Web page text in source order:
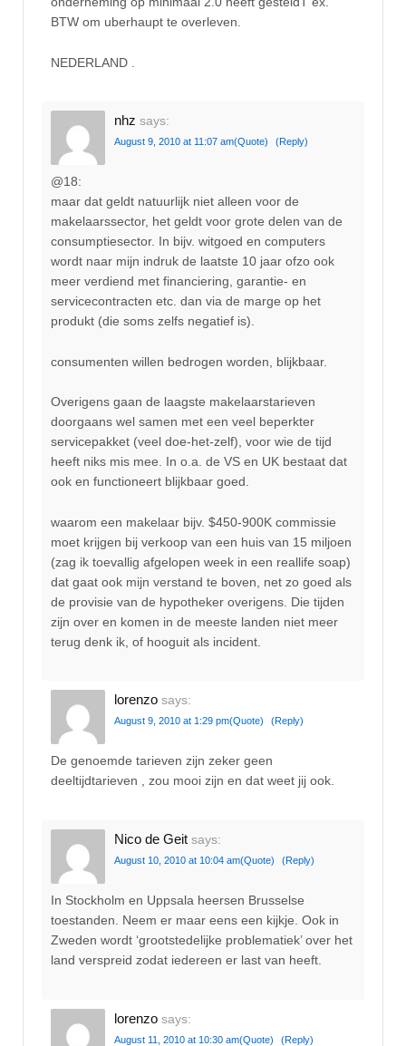
BTW om uberhaupt te overleven.
NEDERLAND .
nhz says:
August 9, 2010 at 11:07 am(Quote) (Reply)
@18:
maar dat geldt natuurlijk niet alleen voor de
makelaarssector, het geldt voor grote delen van de
consumptiesector. In bijv. witgoed en computers
wordt naar mijn indruk de laatste 10 jaar ofzo ook
meer verdiend met financiering, garantie- en
servicecontracten etc. dan via de marge op het
produkt (die soms zelfs negatief is).
consumenten willen bedrogen worden, blijkbaar.
Overigens gaan de laagste makelaarstarieven
doorgaans wel samen met een veel beperkter
servicepakket (veel doe-het-zelf), voor wie de tijd
heeft niks mis mee. In o.a. de VS en UK bestaat dat
ook en functioneert blijkbaar goed.
waarom een makelaar bijv. $450-900K commissie
moet krijgen bij verkoop van een huis van 15 miljoen
(zag ik toevallig afgelopen week in een reallife soap)
dat gaat ook mijn verstand te boven, net zo goed als
de provisie van de hypotheker overigens. Die tijden
zijn over en komen in de meeste landen niet meer
terug denk ik, of hooguit als incident.
lorenzo says:
August 9, 2010 at 1:29 pm(Quote) (Reply)
De genoemde tarieven zijn zeker geen
deeltijdtarieven , zou mooi zijn en dat weet jij ook.
Nico de Geit says:
August 10, 2010 at 10:04 am(Quote) (Reply)
In Stockholm en Uppsala heersen Brusselse
toestanden. Neem er maar eens een kijkje. Ook in
Zweden wordt ‘grootstedelijke problematiek’ over het
land verspreid zodat iedereen er last van heeft.
lorenzo says:
August 11, 2010 at 10:30 am(Quote) (Reply)